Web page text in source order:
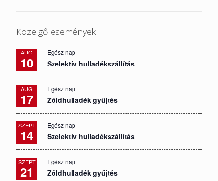
Közelgő események
AUG
10
Egész nap
Szelektív hulladékszállítás
AUG
17
Egész nap
Zöldhulladék gyűjtés
SZEPT
14
Egész nap
Szelektív hulladékszállítás
SZEPT
21
Egész nap
Zöldhulladék gyűjtés